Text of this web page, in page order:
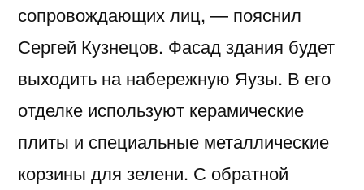
сопровождающих лиц, — пояснил
Сергей Кузнецов. Фасад здания будет
выходить на набережную Яузы. В его
отделке используют керамические
плиты и специальные металлические
корзины для зелени. С обратной